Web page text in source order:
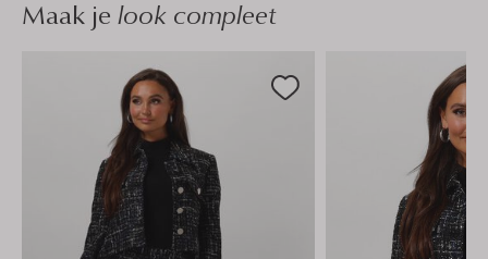
Maak je look compleet